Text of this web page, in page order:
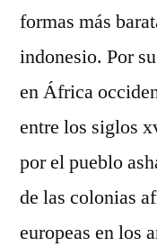
formas más
indonesio. Por
en África
entre los siglos
por el pueblo
de las colonias
europeas en los